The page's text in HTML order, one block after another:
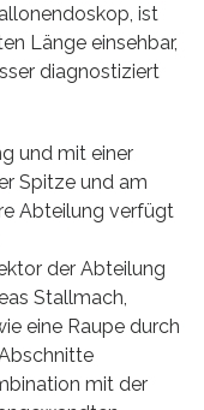
ist
Länge einsehbar,
diagnostiziert
und mit einer
Spitze und am
Abteilung verfügt
der Abteilung
Stallmach,
eine Raupe durch
mit der